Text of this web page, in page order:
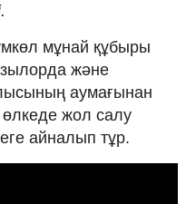
мұнай құбыры
және
аумағынан
жол салу
айналып тұр.